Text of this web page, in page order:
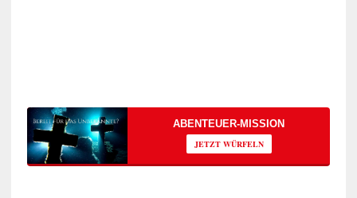
ABENTEUER-MISSION
JETZT WÜRFELN